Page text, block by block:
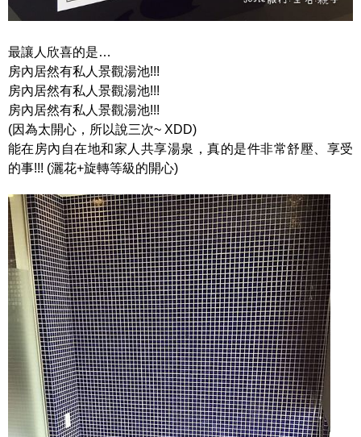
最讓人欣喜的是…
房內居然有私人景觀湯池!!!
房內居然有私人景觀湯池!!!
房內居然有私人景觀湯池!!!
(因為太開心，所以說三次~ XDD)
能在房內自在地和家人共享湯泉，真的是件非常舒壓、享受
的事!!! (灑花+旋轉等級的開心)